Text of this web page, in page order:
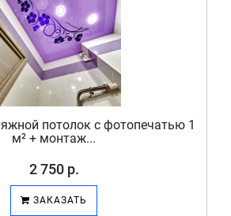
потолок с фотопечатью 1
м² + монтаж...
2 750 р.
ЗАКАЗАТЬ